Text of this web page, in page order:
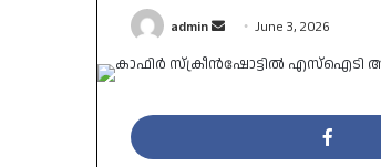
admin
Send June 3, 2026